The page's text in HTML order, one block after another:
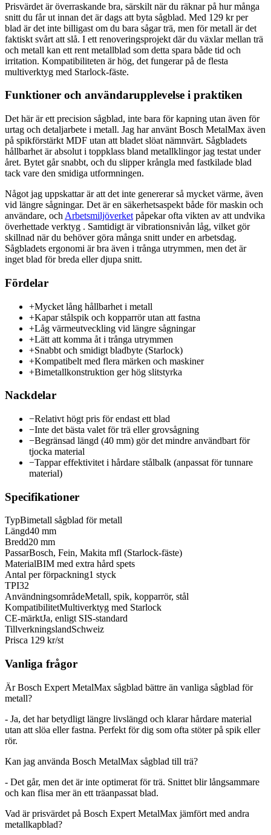
Prisvärdet är överraskande bra, särskilt när du räknar på hur många
snitt du får ut innan det är dags att byta sågblad. Med 129 kr per
blad är det inte billigast om du bara sågar trä, men för metall är det
faktiskt svårt att slå. I ett renoveringsprojekt där du växlar mellan trä
och metall kan ett rent metallblad som detta spara både tid och
irritation. Kompatibiliteten är hög, det fungerar på de flesta
multiverktyg med Starlock-fäste.
Funktioner och användarupplevelse i praktiken
Det här är ett precision sågblad, inte bara för kapning utan även för
urtag och detaljarbete i metall. Jag har använt Bosch MetalMax även
på spikförstärkt MDF utan att bladet slöat nämnvärt. Sågbladets
hållbarhet är absolut i toppklass bland metallklingor jag testat under
året. Bytet går snabbt, och du slipper krångla med fastkilade blad
tack vare den smidiga utformningen.
Något jag uppskattar är att det inte genererar så mycket värme, även
vid längre sågningar. Det är en säkerhetsaspekt både för maskin och
användare, och Arbetsmiljöverket påpekar ofta vikten av att undvika
överhettade verktyg . Samtidigt är vibrationsnivån låg, vilket gör
skillnad när du behöver göra många snitt under en arbetsdag.
Sågbladets ergonomi är bra även i trånga utrymmen, men det är
inget blad för breda eller djupa snitt.
Fördelar
+Mycket lång hållbarhet i metall
+Kapar stålspik och kopparrör utan att fastna
+Låg värmeutveckling vid längre sågningar
+Lätt att komma åt i trånga utrymmen
+Snabbt och smidigt bladbyte (Starlock)
+Kompatibelt med flera märken och maskiner
+Bimetallkonstruktion ger hög slitstyrka
Nackdelar
−Relativt högt pris för endast ett blad
−Inte det bästa valet för trä eller grovsågning
−Begränsad längd (40 mm) gör det mindre användbart för
tjocka material
−Tappar effektivitet i hårdare stålbalk (anpassat för tunnare
material)
Specifikationer
TypBimetall sågblad för metall
Längd40 mm
Bredd20 mm
PassarBosch, Fein, Makita mfl (Starlock-fäste)
MaterialBIM med extra hård spets
Antal per förpackning1 styck
TPI32
AnvändningsområdeMetall, spik, kopparrör, stål
KompatibilitetMultiverktyg med Starlock
CE-märktJa, enligt SIS-standard
TillverkningslandSchweiz
Prisca 129 kr/st
Vanliga frågor
Är Bosch Expert MetalMax sågblad bättre än vanliga sågblad för
metall?
- Ja, det har betydligt längre livslängd och klarar hårdare material
utan att slöa eller fastna. Perfekt för dig som ofta stöter på spik eller
rör.
Kan jag använda Bosch MetalMax sågblad till trä?
- Det går, men det är inte optimerat för trä. Snittet blir långsammare
och kan flisa mer än ett träanpassat blad.
Vad är prisvärdet på Bosch Expert MetalMax jämfört med andra
metallkapblad?